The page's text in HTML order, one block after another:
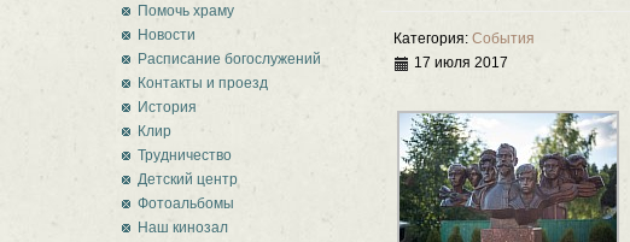
Помочь храму
Новости
Расписание богослужений
Контакты и проезд
История
Клир
Трудничество
Детский центр
Фотоальбомы
Наш кинозал
Категория: События
17 июля 2017